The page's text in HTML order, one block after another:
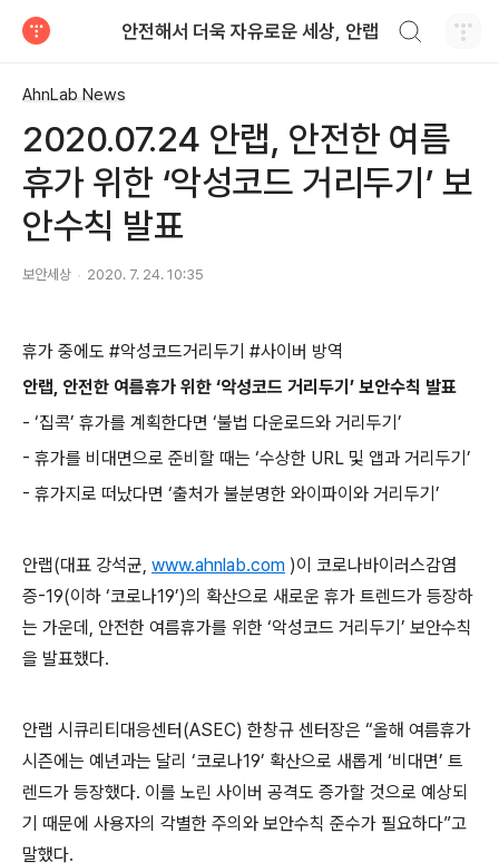
안전해서 더욱 자유로운 세상, 안랩
AhnLab News
2020.07.24 안랩, 안전한 여름
휴가 위한 ‘악성코드 거리두기’ 보
안수칙 발표
보안세상 2020. 7. 24. 10:35
휴가 중에도 #악성코드거리두기 #사이버 방역
안랩, 안전한 여름휴가 위한 ‘악성코드 거리두기’ 보안수칙 발표
- ‘집콕’ 휴가를 계획한다면 ‘불법 다운로드와 거리두기’
- 휴가를 비대면으로 준비할 때는 ‘수상한 URL 및 앱과 거리두기’
- 휴가지로 떠났다면 ‘출처가 불분명한 와이파이와 거리두기’
안랩(대표 강석균, www.ahnlab.com )이 코로나바이러스감염
증-19(이하 ‘코로나19’)의 확산으로 새로운 휴가 트렌드가 등장하
는 가운데 , 안전한 여름휴가를 위한 ‘악성코드 거리두기’ 보안수칙
을 발표했다.
안랩 시큐리티대응센터(ASEC) 한창규 센터장은 “올해 여름휴가
시즌에는 예년과는 달리 ‘코로나19’ 확산으로 새롭게 ‘비대면’ 트
렌드가 등장했다. 이를 노린 사이버 공격도 증가할 것으로 예상되
기 때문에 사용자의 각별한 주의와 보안수칙 준수가 필요하다”고
말했다.